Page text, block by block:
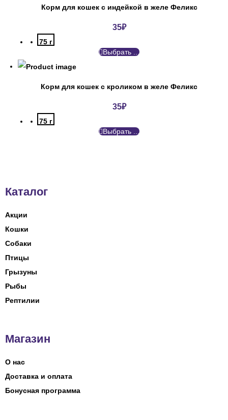
Корм для кошек с индейкой в желе Феликс
35₽
75 г
Выбрать ...
Корм для кошек с кроликом в желе Феликс
35₽
75 г
Выбрать ...
Каталог
Акции
Кошки
Собаки
Птицы
Грызуны
Рыбы
Рептилии
Магазин
О нас
Доставка и оплата
Бонусная программа